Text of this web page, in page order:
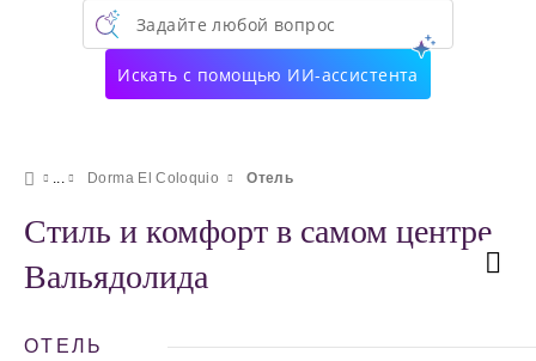
Задайте любой вопрос
Искать с помощью ИИ-ассистента
Dorma El Coloquio Отель
Стиль и комфорт в самом центре
Вальядолида
ОТЕЛЬ